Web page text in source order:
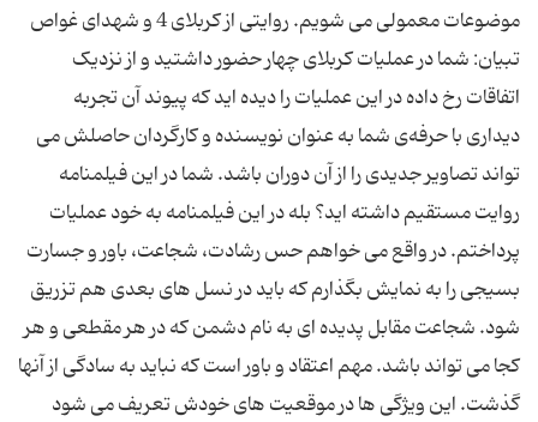
موضوعات معمولی می شویم. روایتی از کربلای 4 و شهدای غواص
تبیان: شما در عملیات کربلای چهار حضور داشتید و از نزدیک
اتفاقات رخ داده در این عملیات را دیده اید که پیوند آن تجربه
دیداری با حرفه‌ی شما به عنوان نویسنده و کارگردان حاصلش می
تواند تصاویر جدیدی را از آن دوران باشد. شما در این فیلمنامه
روایت مستقیم داشته اید؟ بله در این فیلمنامه به خود عملیات
پرداختم. در واقع می خواهم حس رشادت، شجاعت، باور و جسارت
بسیجی را به نمایش بگذارم که باید در نسل های بعدی هم تزریق
شود. شجاعت مقابل پدیده ای به نام دشمن که در هر مقطعی و هر
کجا می تواند باشد. مهم اعتقاد و باور است که نباید به سادگی از آنها
گذشت. این ویژگی ها در موقعیت های خودش تعریف می شود